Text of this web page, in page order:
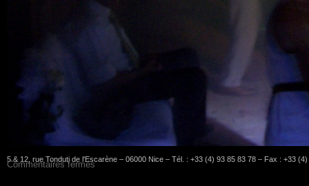
Commentaires fermés
5 & 12, rue Tonduti de l'Escarène – 06000 Nice – Tél. : +33 (4) 93 85 83 78 – Fax : +33